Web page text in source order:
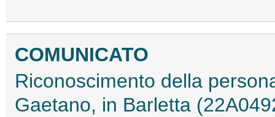
COMUNICATO
Riconoscimento della
Gaetano, in Barletta